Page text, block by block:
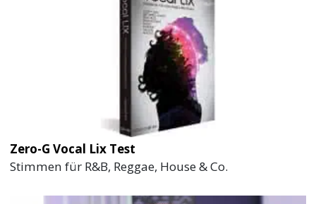
Zero-G Vocal Lix Test
Stimmen für R&B, Reggae, House & Co.